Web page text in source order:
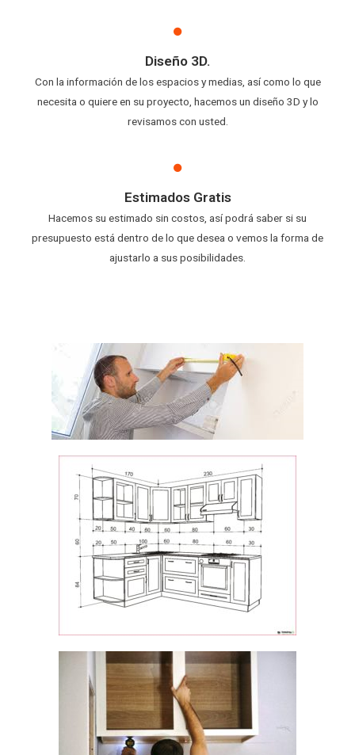
Diseño 3D.
Con la información de los espacios y medias, así como lo que
necesita o quiere en su proyecto, hacemos un diseño 3D y lo
revisamos con usted.
Estimados Gratis
Hacemos su estimado sin costos, así podrá saber si su
presupuesto está dentro de lo que desea o vemos la forma de
ajustarlo a sus posibilidades.